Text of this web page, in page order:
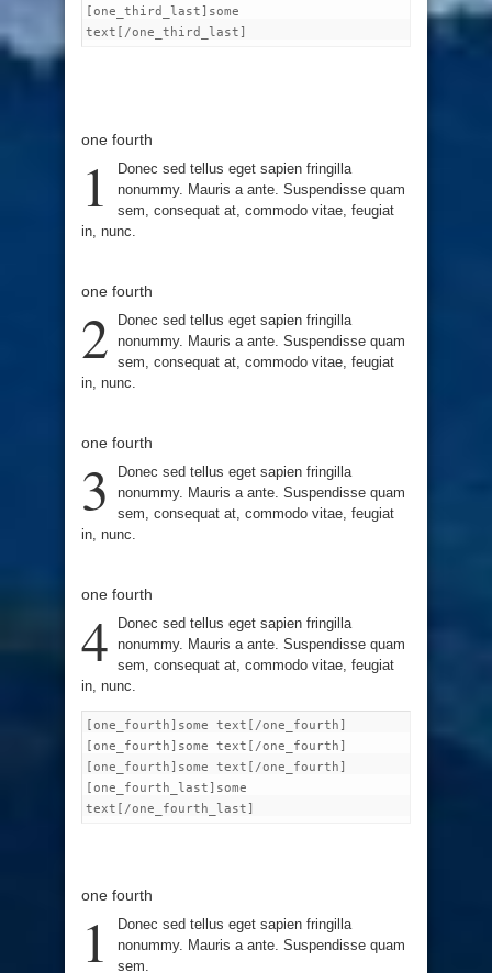
[one_third_last]some
text[/one_third_last]
one fourth
1
Donec sed tellus eget sapien fringilla
nonummy. Mauris a ante. Suspendisse quam
sem, consequat at, commodo vitae, feugiat
in, nunc.
one fourth
2
Donec sed tellus eget sapien fringilla
nonummy. Mauris a ante. Suspendisse quam
sem, consequat at, commodo vitae, feugiat
in, nunc.
one fourth
3
Donec sed tellus eget sapien fringilla
nonummy. Mauris a ante. Suspendisse quam
sem, consequat at, commodo vitae, feugiat
in, nunc.
one fourth
4
Donec sed tellus eget sapien fringilla
nonummy. Mauris a ante. Suspendisse quam
sem, consequat at, commodo vitae, feugiat
in, nunc.
[one_fourth]some text[/one_fourth]
[one_fourth]some text[/one_fourth]
[one_fourth]some text[/one_fourth]
[one_fourth_last]some
text[/one_fourth_last]
one fourth
1
Donec sed tellus eget sapien fringilla
nonummy. Mauris a ante. Suspendisse quam
sem.